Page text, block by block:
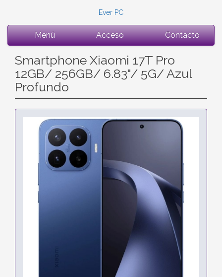
Ever PC
Menú Acceso Contacto
Smartphone Xiaomi 17T Pro
12GB/ 256GB/ 6.83"/ 5G/ Azul
Profundo